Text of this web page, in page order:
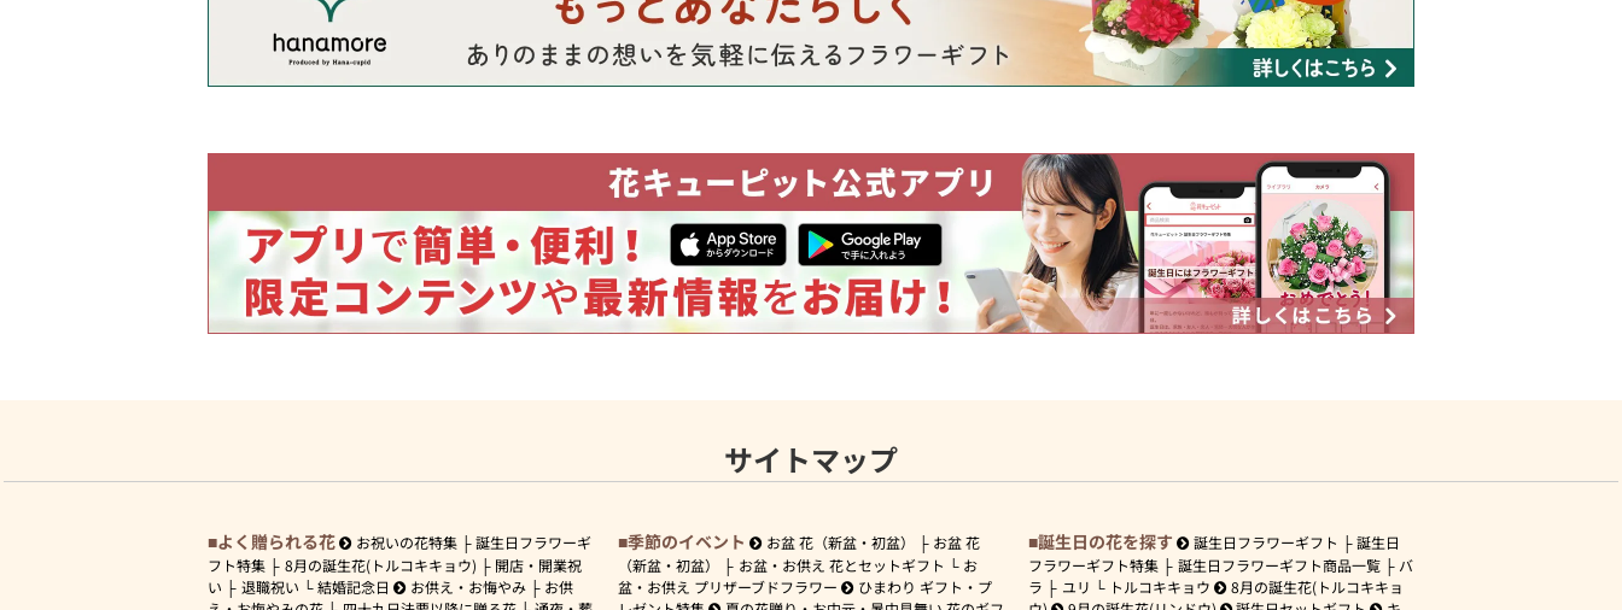
サイトマップ
よく贈られる花 お祝いの花特集
誕生日フラワーギ
フト特集
8月の誕生花(トルコキキョウ)
開店・開業祝
い
退職祝い 結婚記念日 お供え・お悔やみ
お供
季節のイベント お盆 花（新盆・初盆）
お盆 花
（新盆・初盆）
お盆・お供え 花とセットギフト
お
盆・お供え プリザーブドフラワー
ひまわり ギフト・プ
誕生日の花を探す 誕生日フラワーギフト
誕生日
フラワーギフト特集
誕生日フラワーギフト商品一覧
バ
ラ
ユリ トルコキキョウ
8月の誕生花(トルコキキョ